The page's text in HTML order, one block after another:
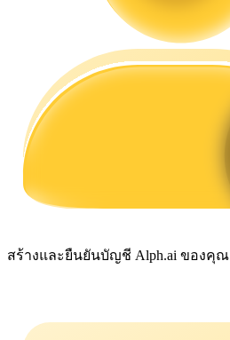
เรียนรู้วิธีการรักษาผลกำไร
ได้รับ
สร้างและยืนยันบัญชี Alph.ai ของคุณ